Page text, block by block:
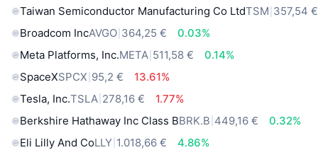
Taiwan Semiconductor Manufacturing Co LtdTSM 357,54 €
Broadcom IncAVGO 364,25 €
0.03%
Meta Platforms, Inc.META 511,58 €
0.14%
SpaceXSPCX 95,2 €
13.61%
Tesla, Inc.TSLA 278,16 €
1.77%
Berkshire Hathaway Inc Class BBRK.B 449,16 €
0.32%
Eli Lilly And CoLLY 1.018,66 €
4.86%